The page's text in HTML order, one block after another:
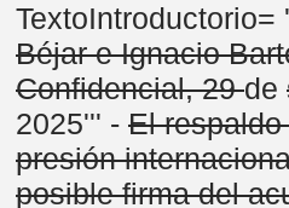
TextoIntroductorio=
Béjar e Ignacio
Confidencial, 29de
2025''' - El
presión
posible firma del